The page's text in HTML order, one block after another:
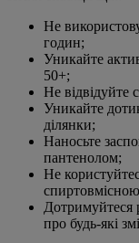
Не
годин;
Уникайте
50+;
Не відвідуйте
Уникайте
ділянки;
Наносьте
пантенолом;
Не
Дотримуйтеся
про будь-які